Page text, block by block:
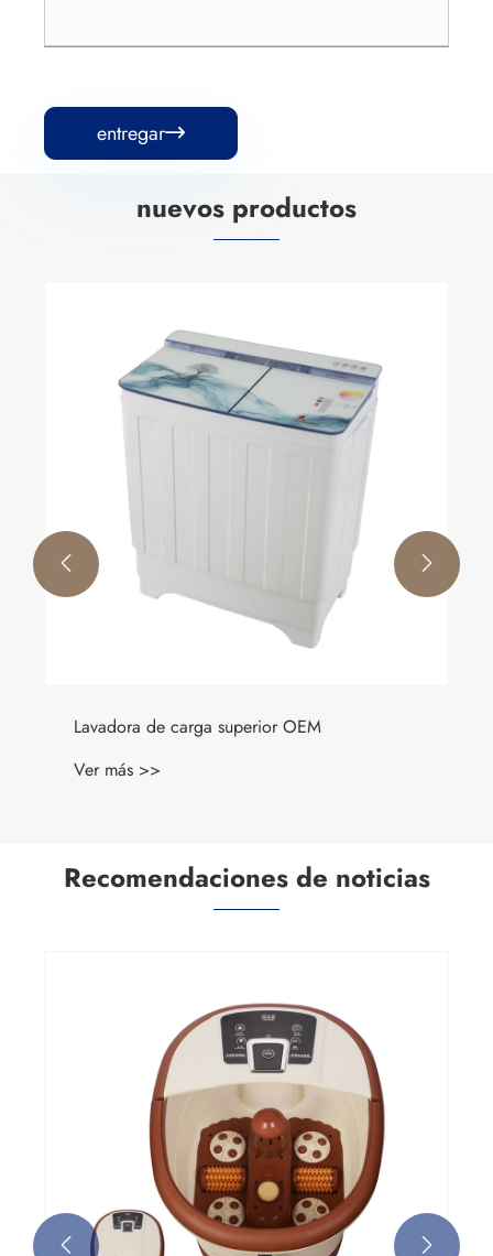
entregar
nuevos productos
Lavadora de carga superior OEM
Ver más >>
 
Recomendaciones de noticias
 